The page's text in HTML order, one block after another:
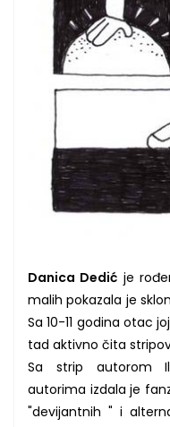
Danica Dedić je
malih pokazala je
Sa 10-11 godina otac
tad aktivno čita
Sa strip autorom
autorima izdala je
"devijantnih " i